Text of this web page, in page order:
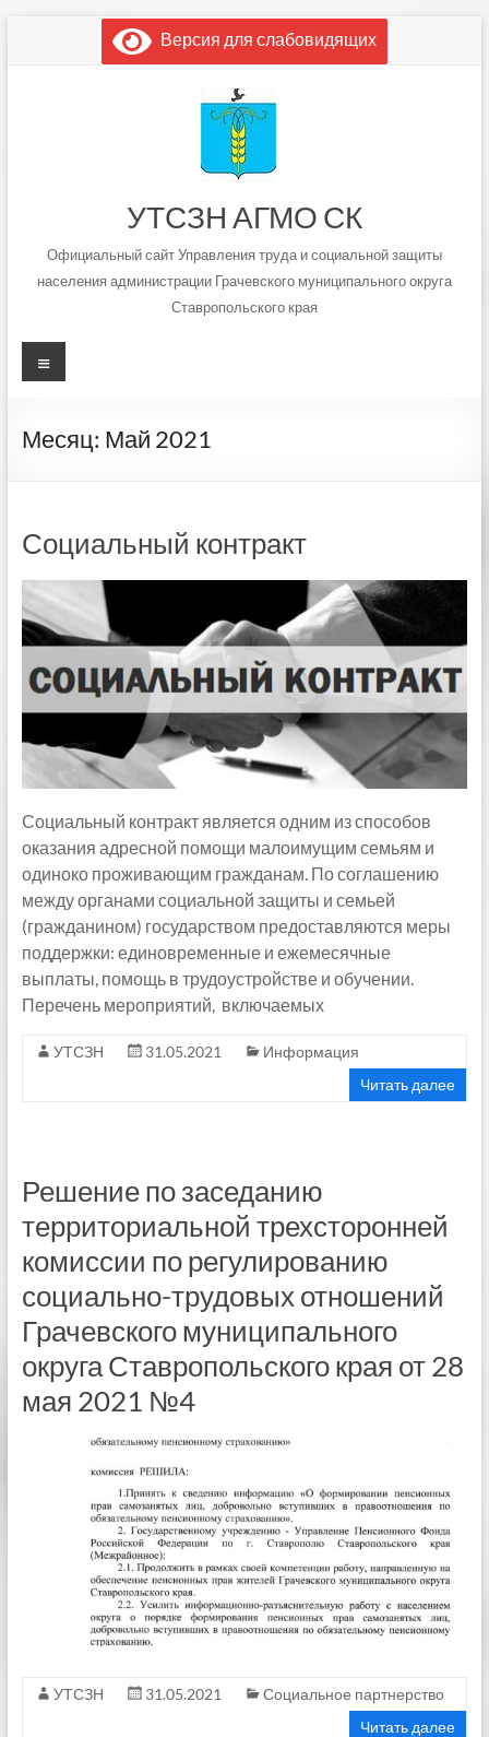
содержимому
Версия для слабовидящих
УТСЗН АГМО СК
Официальный сайт Управления труда и социальной защиты
населения администрации Грачевского муниципального округа
Ставропольского края
Меню
Месяц: Май 2021
Социальный контракт
Социальный контракт является одним из способов
оказания адресной помощи малоимущим семьям и
одиноко проживающим гражданам. По соглашению
между органами социальной защиты и семьей
(гражданином) государством предоставляются меры
поддержки: единовременные и ежемесячные
выплаты, помощь в трудоустройстве и обучении.
Перечень мероприятий, включаемых
УТСЗН 31.05.2021
Информация
Читать далее
Решение по заседанию
территориальной трехсторонней
комиссии по регулированию
социально-трудовых отношений
Грачевского муниципального
округа Ставропольского края от 28
мая 2021 №4
УТСЗН 31.05.2021
Социальное партнерство
Читать далее